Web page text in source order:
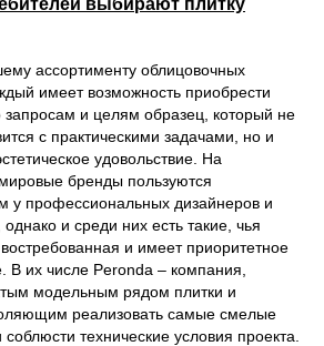
выбирают плитку
ассортименту облицовочных
имеет возможность приобрести
запросам и целям образец, который не
с практическими задачами, но и
удовольствие. На
бренды пользуются
у профессиональных дизайнеров и
и среди них есть такие, чья
и имеет приоритетное
В их числе Peronda – компания,
модельным рядом плитки и
реализовать самые смелые
технические условия проекта.